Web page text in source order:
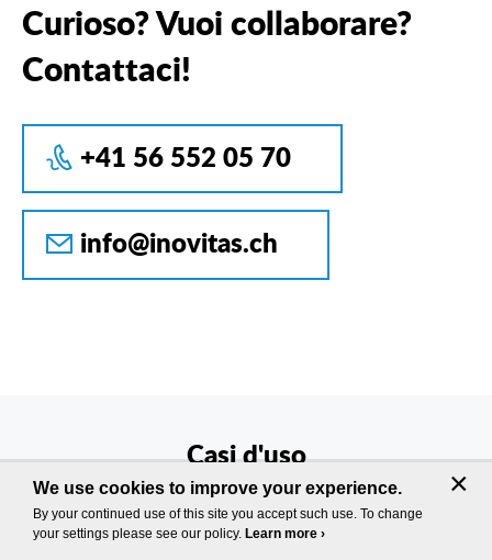
Curioso? Vuoi collaborare?
Contattaci!
+41 56 552 05 70
info@inovitas.ch
Casi d'uso
VEDI TUTTO
We use cookies to improve your experience.
By your continued use of this site you accept such use. To change
your settings please see our policy. Learn more ›
×